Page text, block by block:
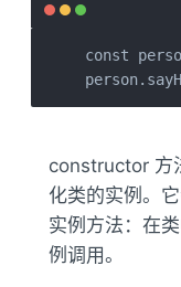
const
constructor 方
化类的实例。
实例方法：在
例调用。